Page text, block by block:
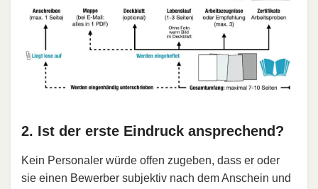
2. Ist der erste Eindruck ansprechend?
Kein Personaler würde offen zugeben, dass er oder
sie einen Bewerber subjektiv nach dem Anschein und